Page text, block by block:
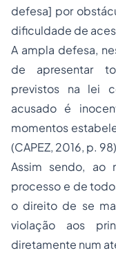
defesa] por
dificuldade de
A ampla defesa,
de apresentar
previstos na lei
acusado é
momentos
(CAPEZ, 2016, p. 98)
Assim sendo, ao
processo e de
o direito de se
violação aos
diretamente num